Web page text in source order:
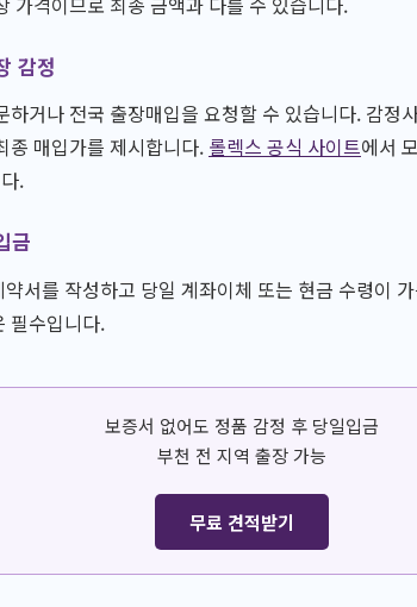
감정
하거나 전국 출장매입을 요청할 수 있습니다. 감정
종 매입가를 제시합니다. 롤렉스 공식 사이트에서
.
금
서를 작성하고 당일 계좌이체 또는 현금 수령이
필수입니다.
보증서 없어도 정품 감정 후 당일입금
부천 전 지역 출장 가능
무료 견적받기